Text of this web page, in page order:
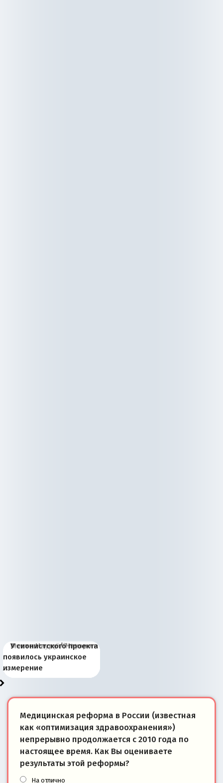
Киевская марионетка
Запада рассказала о
«переобувании» хозяев
В России назрели
перемены: 15 шагов к
суверенной экономике
Миграционный пожар
Европы
Россия начинает
сбрасывать балласт
Анкориджа
Россия зимой 1904
года: первые уступки во
внутренней политике
Русская нация вчера и
сегодня
Почему правый крах в
Варшаве не поможет её
отношениям с Россией?
Место Науру / Науэро в
современной истории
Южной Осетии
У сионистского проекта
появилось украинское
измерение
Медицинская реформа в России (известная
как «оптимизация здравоохранения»)
непрерывно продолжается с 2010 года по
настоящее время. Как Вы оцениваете
результаты этой реформы?
На отлично